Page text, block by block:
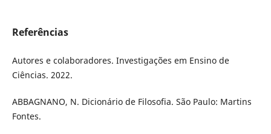
Referências
Autores e colaboradores. Investigações em Ensino de
Ciências. 2022.
ABBAGNANO, N. Dicionário de Filosofia. São Paulo: Martins
Fontes.